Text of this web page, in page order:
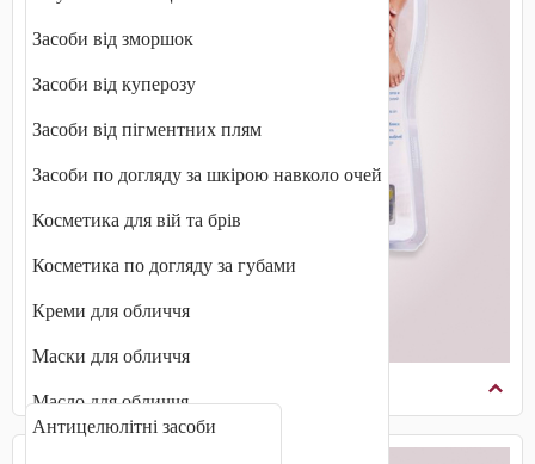
Засоби від зморшок
Засоби від куперозу
Засоби від пігментних плям
Засоби по догляду за шкірою навколо очей
Косметика для вій та брів
Косметика по догляду за губами
Креми для обличчя
Маски для обличчя
Масло для обличчя
Антицелюлітні засоби